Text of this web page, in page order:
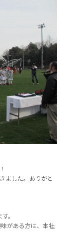
ました。ありがと
。
がある方は、本社